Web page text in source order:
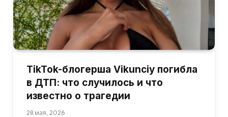
TikTok-блогерша Vikunciy погибла
в ДТП: что случилось и что
известно о трагедии
28 мая, 2026